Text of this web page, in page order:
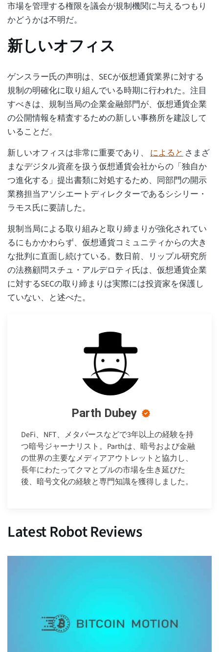
市場を管理する権限を議会が規制機関に与えるつもり
かどうかは不明だ。
新しいオフィス
ゲンスラー氏の声明は、SECが仮想通貨業界に対する
規制の明確化に取り組んでいる時期に行われた。注目
すべきは、規制当局の企業金融部門が、仮想通貨企業
の公開情報を精査するための新しい事務所を建設して
いることだ。
新しいオフィスは非常に重要であり、 によると さまざ
まなデジタル資産を扱う仮想通貨会社からの「独自か
つ進化する」提出書類に対処するため、同部門の開示
業務担当アソシエートディレクターであるシシリー・
ラモス氏に要請した。
規制当局による取り組みと取り締まりが強化されてい
るにもかかわらず、仮想通貨コミュニティからの大き
な批判に直面し続けている。数日前、リップル研究所
の法務顧問スチュ・アルデロティ氏は、仮想通貨企業
に対するSECの取り締まりは実際には投資家を保護し
ていない、と述べた。
Parth Dubey
DeFi、NFT、メタバースなどで3年以上の経験を持
つ暗号ジャーナリスト。Parthは、暗号および金融
の世界の主要なメディアアウトレットと協力し、
長年にわたってクマとブルの市場を生き延びた
後、暗号文化の経験と専門知識を獲得しました。
Latest Robot Reviews